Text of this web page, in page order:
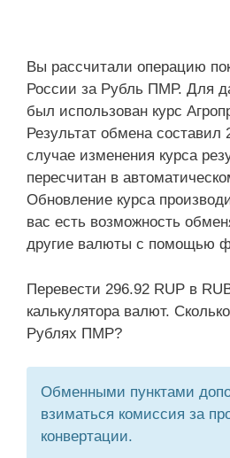
Вы рассчитали операцию
России за Рубль ПМР. Для
был использован курс
Результат обмена
случае изменения курса
пересчитан в
Обновление курса
вас есть возможность
другие валюты с помощью
Перевести 296.92 RUP в
калькулятора валют.
Рублях ПМР?
Обменными пунктами
взиматься комиссия за
конвертации.